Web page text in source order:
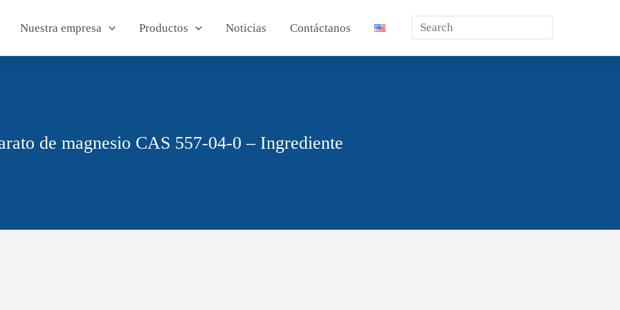
Nuestra empresa Productos Noticias Contáctanos Buscar
de magnesio CAS 557-04-0 – Ingrediente